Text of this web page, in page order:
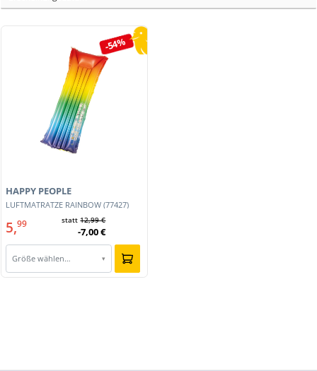
-54%
LUFTMATRATZE RAINBOW (77427)
HAPPY PEOPLE
5,99 statt12,99 €
-7,00 €
Größe wählen… ▾